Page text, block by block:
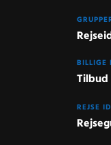
BILLIGE
Tilbud
REJSE